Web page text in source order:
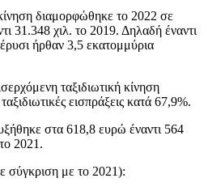
διαμορφώθηκε το 2022 σε
31.348 χιλ. το 2019. Δηλαδή έναντι
ήρθαν 3,5 εκατομμύρια
ταξιδιωτική κίνηση
εισπράξεις κατά 67,9%.
στα 618,8 ευρώ έναντι 564
2021.
σύγκριση με το 2021):